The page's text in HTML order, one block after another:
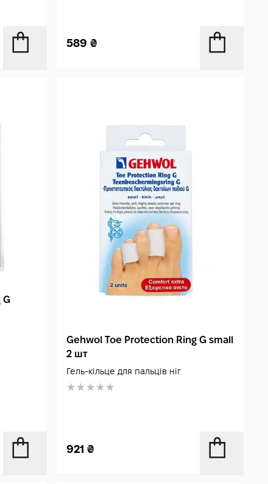
589₴
G
Gehwol Toe Protection Ring G small
2 шт
Гель-кільце для пальців ніг
921₴